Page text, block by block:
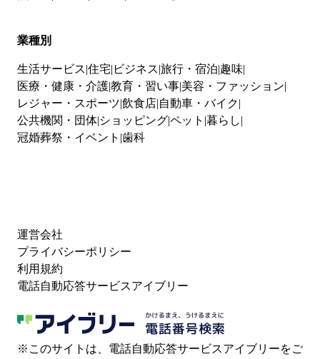
業種別
生活サービス 住宅 ビジネス 旅行・宿泊 趣味
医療・健康・介護教育・習い事 美容・ファッション
レジャー・スポーツ 飲食店 自動車・バイク
公共機関・団体 ショッピングペット 暮らし
冠婚葬祭・イベント 歯科
運営会社
プライバシーポリシー
利用規約
電話自動応答サービスアイブリー
※このサイトは、電話自動応答サービスアイブリーをご